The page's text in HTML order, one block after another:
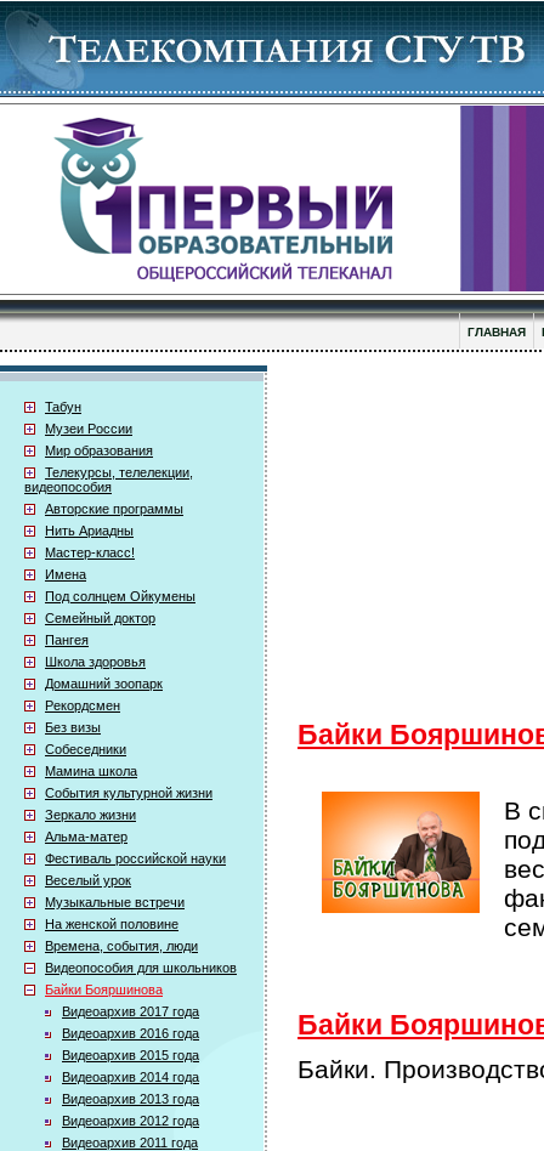
ГЛАВНАЯ
Табун
Музеи России
Мир образования
Телекурсы, телелекции,
видеопособия
Авторские программы
Нить Ариадны
Мастер-класс!
Имена
Под солнцем Ойкумены
Семейный доктор
Пангея
Школа здоровья
Домашний зоопарк
Рекордсмен
Без визы
Собеседники
Мамина школа
События культурной жизни
Зеркало жизни
Альма-матер
Фестиваль российской науки
Веселый урок
Музыкальные встречи
На женской половине
Времена, события, люди
Видеопособия для школьников
Байки Бояршинова
Видеоархив 2017 года
Видеоархив 2016 года
Видеоархив 2015 года
Видеоархив 2014 года
Видеоархив 2013 года
Видеоархив 2012 года
Видеоархив 2011 года
Байки
В
Байки
Байки.